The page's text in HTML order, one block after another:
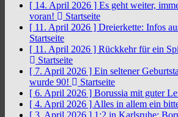
[ 14. April 2026 ] Es geht weiter,
voran!
Startseite
[ 11. April 2026 ] Dreierkette: Infos
Startseite
[ 11. April 2026 ] Rückkehr für ein
Startseite
[ 7. April 2026 ] Ein seltener
wurde 90!
Startseite
[ 6. April 2026 ] Borussia mit guter
[ 4. April 2026 ] Alles in allem ein
[ 3. April 2026 ] 1:2 in Karlsruhe: